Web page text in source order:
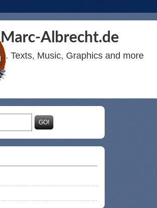
Marc-Albrecht.de
... Texts, Music, Graphics and more